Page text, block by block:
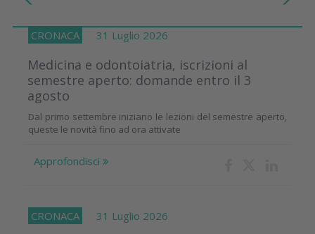
CRONACA 31 Luglio 2026
Medicina e odontoiatria, iscrizioni al
semestre aperto: domande entro il 3
agosto
Dal primo settembre iniziano le lezioni del semestre aperto,
queste le novità fino ad ora attivate
Approfondisci
CRONACA 31 Luglio 2026